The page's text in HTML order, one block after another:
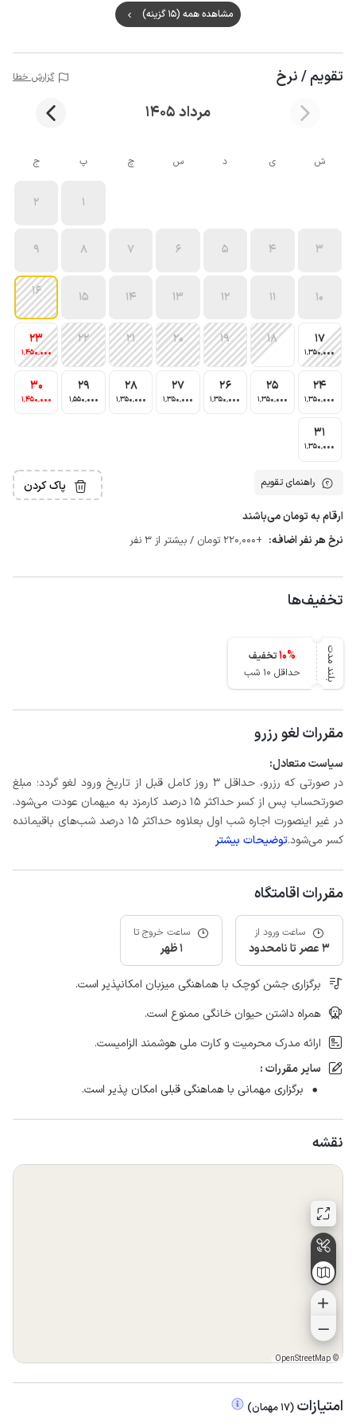
مشاهده همه (15 گزینه)
تقویم / نرخ گزارش خطا
مرداد 1405
ش ی د س چ پ ج
1
2
3
4
5
6
7
8
9
10
11
12
13
14
15
16
17
1٬350٬000
18
19
20
21
22
23
1٬450٬000
24
1٬350٬000
25
1٬350٬000
26
1٬350٬000
27
1٬350٬000
28
1٬350٬000
29
1٬550٬000
30
1٬450٬000
31
1٬350٬000
راهنمای تقویم پاک کردن
ارقام به تومان می‌باشند
نرخ هر نفر اضافه: +220٬000 تومان / بیشتر از 3 نفر
تخفیف‌ها
بلند مدت 10%
تخفیف
حداقل 10 شب
مقررات لغو رزرو
سیاست متعادل:
در صورتی که رزرو، حداقل 3 روز کامل قبل از تاریخ ورود لغو گردد؛ مبلغ
صورتحساب پس از کسر حداکثر 15 درصد کارمزد به میهمان عودت می‌شود.
در غیر اینصورت اجاره شب اول بعلاوه حداکثر 15 درصد شب‌های باقیمانده
کسر می‌شود.توضیحات بیشتر
مقررات اقامتگاه
ساعت ورود از
3 عصر تا نامحدود
ساعت خروج تا
1 ظهر
برگزاری جشن کوچک با هماهنگی میزبان امکانپذیر است.
همراه داشتن حیوان خانگی ممنوع است.
ارائه مدرک محرمیت و کارت ملی هوشمند الزامیست.
سایر مقررات :
برگزاری مهمانی با هماهنگی قبلی امکان پذیر است.
نقشه
©
OpenStreetMap
امتیازات (
17 مهمان)